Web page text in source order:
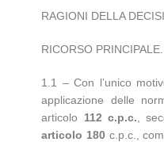
RAGIONI DELLA
RICORSO PRINCIPALE.
1.1 – Con l’unico
applicazione delle
articolo 112 c.p.c. ,
articolo 180 c.p.c.,